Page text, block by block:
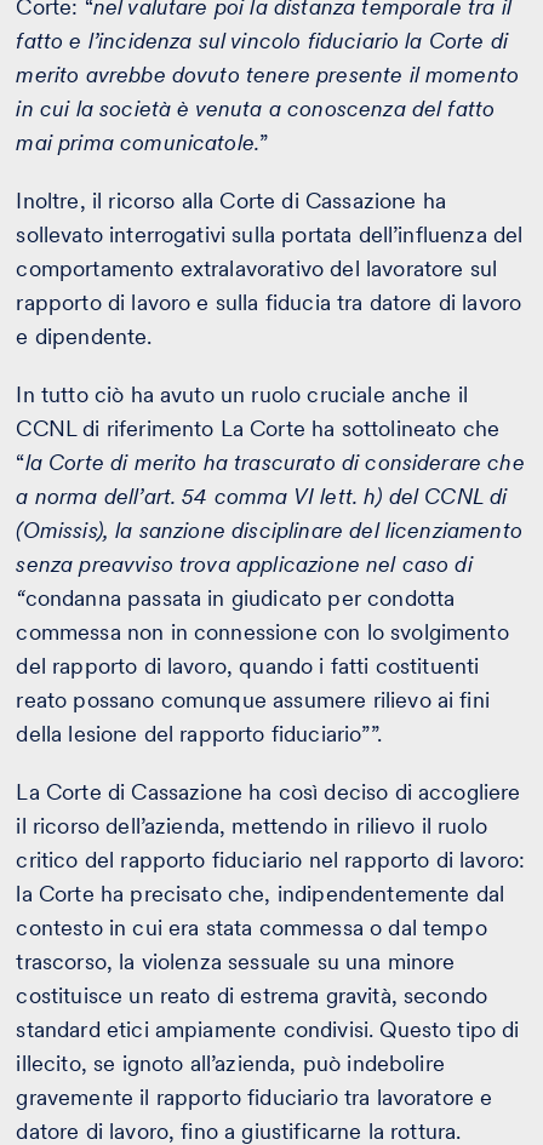
Corte: “nel valutare poi la distanza temporale tra il
fatto e l’incidenza sul vincolo fiduciario la Corte di
merito avrebbe dovuto tenere presente il momento
in cui la società è venuta a conoscenza del fatto
mai prima comunicatole.”
Inoltre, il ricorso alla Corte di Cassazione ha
sollevato interrogativi sulla portata dell’influenza del
comportamento extralavorativo del lavoratore sul
rapporto di lavoro e sulla fiducia tra datore di lavoro
e dipendente.
In tutto ciò ha avuto un ruolo cruciale anche il
CCNL di riferimento La Corte ha sottolineato che
“la Corte di merito ha trascurato di considerare che
a norma dell’art. 54 comma VI lett. h) del CCNL di
(Omissis), la sanzione disciplinare del licenziamento
senza preavviso trova applicazione nel caso di
“condanna passata in giudicato per condotta
commessa non in connessione con lo svolgimento
del rapporto di lavoro, quando i fatti costituenti
reato possano comunque assumere rilievo ai fini
della lesione del rapporto fiduciario””.
La Corte di Cassazione ha così deciso di accogliere
il ricorso dell’azienda, mettendo in rilievo il ruolo
critico del rapporto fiduciario nel rapporto di lavoro:
la Corte ha precisato che, indipendentemente dal
contesto in cui era stata commessa o dal tempo
trascorso, la violenza sessuale su una minore
costituisce un reato di estrema gravità, secondo
standard etici ampiamente condivisi. Questo tipo di
illecito, se ignoto all’azienda, può indebolire
gravemente il rapporto fiduciario tra lavoratore e
datore di lavoro, fino a giustificarne la rottura.